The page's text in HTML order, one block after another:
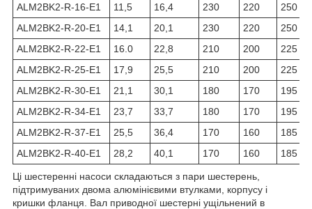
ALM2BK2-R-16-E1
11,5 16,4 230 220
250
ALM2BK2-R-20-E1
14,1 20,1 230 220
250
ALM2BK2-R-22-E1
16.0 22,8 210 200
225
ALM2BK2-R-25-E1
17,9 25,5 210 200
225
ALM2BK2-R-30-E1
21,1 30,1 180 170
195
ALM2BK2-R-34-E1
23,7 33,7 180 170
195
ALM2BK2-R-37-E1
25,5 36,4 170 160
185
ALM2BK2-R-40-E1
28,2 40,1 170 160 185
Ці шестеренні насоси складаються з пари шестерень,
підтримуваних двома алюмінієвими втулками, корпусу і
кришки фланця. Вал приводної шестерні ущільнений в